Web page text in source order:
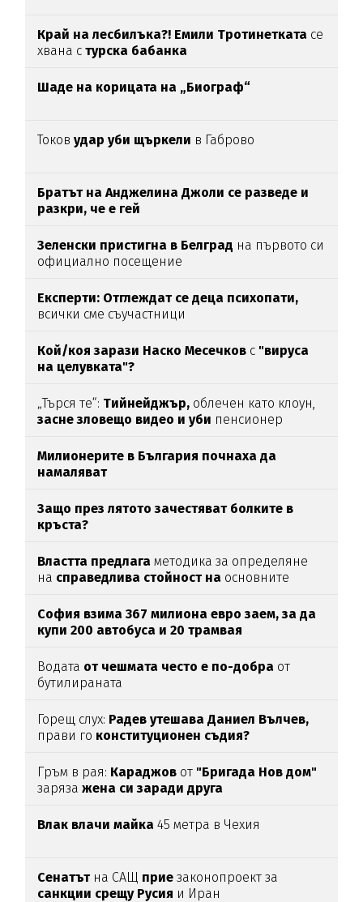
Край на лесбилъка?! Емили Тротинетката се
хвана с турска бабанка
Шаде на корицата на „Биограф“
Токовудар уби щъркели в Габрово
Братът на Анджелина Джоли се разведе и
разкри, че е гей
Зеленски пристигна в Белград на първото си
официално посещение
Експерти: Отглеждат се деца психопати,
всички сме съучастници
Кой/коя зарази Наско Месечков с "вируса
на целувката"?
„Търся те“: Тийнейджър, облечен като клоун,
засне зловещо видео и уби пенсионер
Милионерите в България почнаха да
намаляват
Защо през лятото зачестяват болките в
кръста?
Властта предлага методика за определяне
на справедлива стойност на основните
София взима 367 милиона евро заем, за да
купи 200 автобуса и 20 трамвая
Водата от чешмата често е по-добра от
бутилираната
Горещ слух: Радев утешава Даниел Вълчев,
прави го конституционен съдия?
Гръм в рая: Караджов от "Бригада Нов дом"
зарязажена си заради друга
Влак влачи майка 45 метра в Чехия
Сенатътна САЩ прие законопроект за
санкции срещу Русия и Иран